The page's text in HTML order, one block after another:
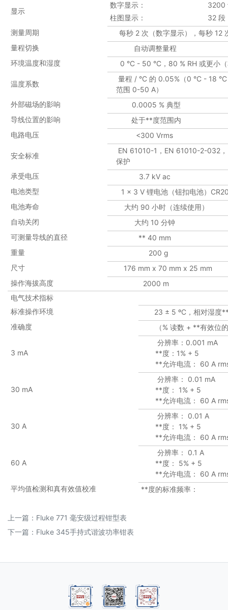
显示
数字显示：
3200
柱图显示：
32 段
测量周期
每秒 2 次（数字显示），每秒 12
量程切换
自动调整量程
环境温度和湿度
0 °C - 50 °C，80 % RH 或更小
温度系数
量程 / °C 的 0.05%（0 °C - 18
范围 0-50 A）
外部磁场的影响
0.0005 % 典型
导线位置的影响
处于**度范围内
电路电压
<300 Vrms
安全标准
EN 61010-1，EN 61010-2-032
保护
承受电压
3.7 kV ac
电池类型
1 x 3 V 锂电池（钮扣电池）
电池寿命
大约 90 小时（连续使用）
自动关闭
大约 10 分钟
可测量导线的直径
** 40 mm
重量
200 g
尺寸
176 mm x 70 mm x 25 mm
操作海拔高度
2000 m
电气技术指标
标准操作环境
23 ± 5 ºC，相对湿度
准确度
（% 读数 + **有效位
3 mA
分辨率：0.001 mA
**度：1% + 5
**允许电流： 60 A
30 mA
分辨率： 0.01 mA
**度： 1% + 5
**允许电流： 60 A
30 A
分辨率： 0.01 A
**度： 1% + 5
**允许电流： 60 A
60 A
分辨率： 0.1 A
**度： 5% + 5
**允许电流： 60 A
平均值检测和真有效值校准
**度的标准频率：
上一篇： Fluke 771 毫安级过程钳型表
下一篇： Fluke 345手持式谐波功率钳表